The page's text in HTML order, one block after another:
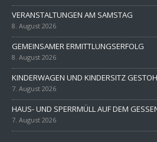
VERANSTALTUNGEN AM SAMSTAG
8. August 2026
GEMEINSAMER ERMITTLUNGSERFOLG
8. August 2026
KINDERWAGEN UND KINDERSITZ
7. August 2026
HAUS- UND SPERRMÜLL AUF DEM
7. August 2026